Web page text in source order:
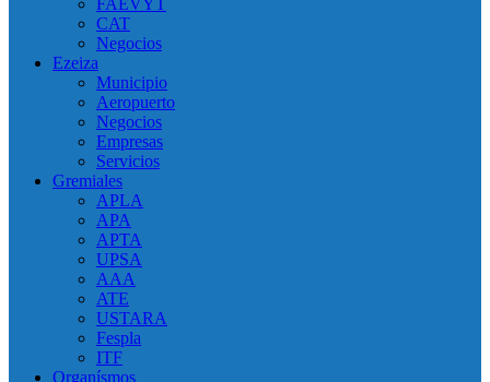
FAEVYT
CAT
Negocios
Ezeiza
Municipio
Aeropuerto
Negocios
Empresas
Servicios
Gremiales
APLA
APA
APTA
UPSA
AAA
ATE
USTARA
Fespla
ITF
Organísmos